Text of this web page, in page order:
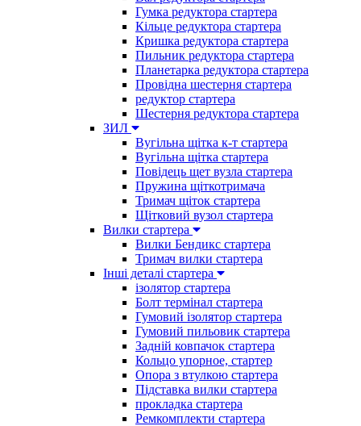
Гумка редуктора стартера
Кільце редуктора стартера
Кришка редуктора стартера
Пильник редуктора стартера
Планетарка редуктора стартера
Провідна шестерня стартера
редуктор стартера
Шестерня редуктора стартера
ЗИЛ
Вугільна щітка к-т стартера
Вугільна щітка стартера
Повідець щет вузла стартера
Пружина щіткотримача
Тримач щіток стартера
Щітковий вузол стартера
Вилки стартера
Вилки Бендикс стартера
Тримач вилки стартера
Інші деталі стартера
ізолятор стартера
Болт термінал стартера
Гумовий ізолятор стартера
Гумовий пильовик стартера
Задній ковпачок стартера
Кольцо упорное, стартер
Опора з втулкою стартера
Підставка вилки стартера
прокладка стартера
Ремкомплекти стартера